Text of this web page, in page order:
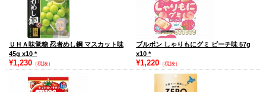
ＵＨＡ味覚糖 忍者めし鋼 マスカット味
45g x10 *
¥1,230 （税抜）
ブルボン しゃりもにグミ ピーチ味 57g
x10 *
¥1,220 （税抜）